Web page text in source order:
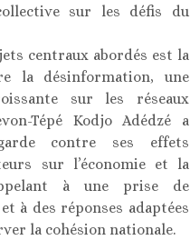
sur les défis du
centraux abordés est la
la désinformation, une
sur les réseaux
Tépé Kodjo Adédzé a
contre ses effets
sur l’économie et la
à une prise de
à des réponses adaptées
la cohésion nationale.